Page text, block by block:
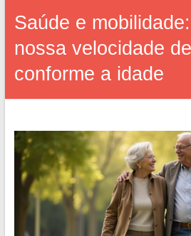
Saúde e
nossa velocidade
conforme a idade